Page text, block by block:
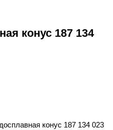
конус 187 134
конус 187 134 023